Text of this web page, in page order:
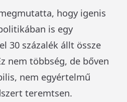
hogy igenis
is egy
30 százalék állt össze
nem többség, de bőven
nem egyértelmű
teremtsen.